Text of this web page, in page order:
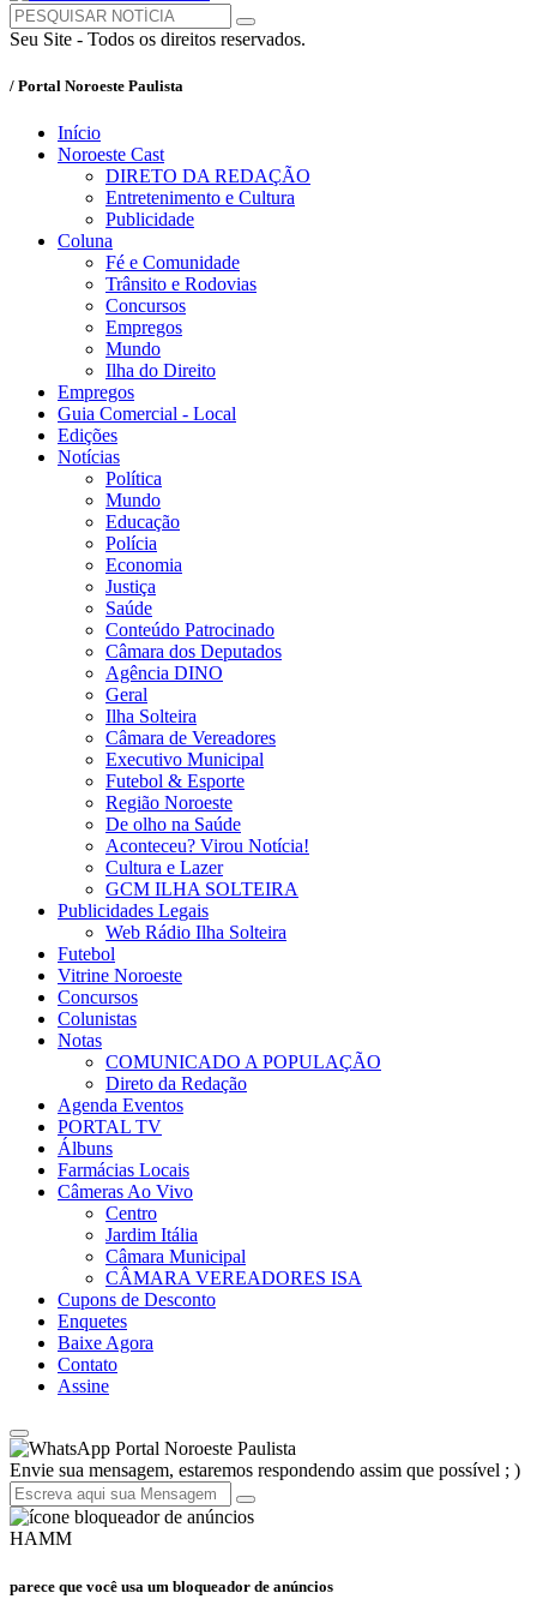
Seu Site - Todos os direitos reservados.
/ Portal Noroeste Paulista
Início
Noroeste Cast
DIRETO DA REDAÇÃO
Entretenimento e Cultura
Publicidade
Coluna
Fé e Comunidade
Trânsito e Rodovias
Concursos
Empregos
Mundo
Ilha do Direito
Empregos
Guia Comercial - Local
Edições
Notícias
Política
Mundo
Educação
Polícia
Economia
Justiça
Saúde
Conteúdo Patrocinado
Câmara dos Deputados
Agência DINO
Geral
Ilha Solteira
Câmara de Vereadores
Executivo Municipal
Futebol & Esporte
Região Noroeste
De olho na Saúde
Aconteceu? Virou Notícia!
Cultura e Lazer
GCM ILHA SOLTEIRA
Publicidades Legais
Web Rádio Ilha Solteira
Futebol
Vitrine Noroeste
Concursos
Colunistas
Notas
COMUNICADO A POPULAÇÃO
Direto da Redação
Agenda Eventos
PORTAL TV
Álbuns
Farmácias Locais
Câmeras Ao Vivo
Centro
Jardim Itália
Câmara Municipal
CÂMARA VEREADORES ISA
Cupons de Desconto
Enquetes
Baixe Agora
Contato
Assine
Portal Noroeste Paulista
Envie sua mensagem, estaremos respondendo assim que possível ; )
HAMM
parece que você usa um bloqueador de anúncios